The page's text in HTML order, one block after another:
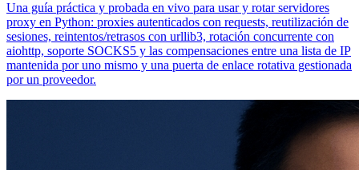
Una guía práctica y probada en vivo para usar y rotar servidores
proxy en Python: proxies autenticados con requests, reutilización de
sesiones, reintentos/retrasos con urllib3, rotación concurrente con
aiohttp, soporte SOCKS5 y las compensaciones entre una lista de IP
mantenida por uno mismo y una puerta de enlace rotativa gestionada
por un proveedor.